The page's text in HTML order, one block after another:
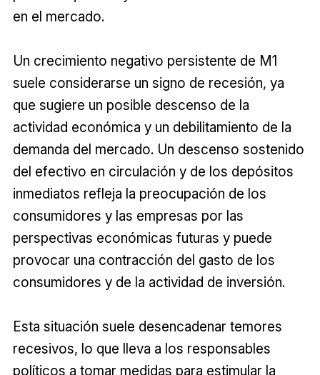
en el mercado.
Un crecimiento negativo persistente de M1
suele considerarse un signo de recesión, ya
que sugiere un posible descenso de la
actividad económica y un debilitamiento de la
demanda del mercado. Un descenso sostenido
del efectivo en circulación y de los depósitos
inmediatos refleja la preocupación de los
consumidores y las empresas por las
perspectivas económicas futuras y puede
provocar una contracción del gasto de los
consumidores y de la actividad de inversión.
Esta situación suele desencadenar temores
recesivos, lo que lleva a los responsables
políticos a tomar medidas para estimular la